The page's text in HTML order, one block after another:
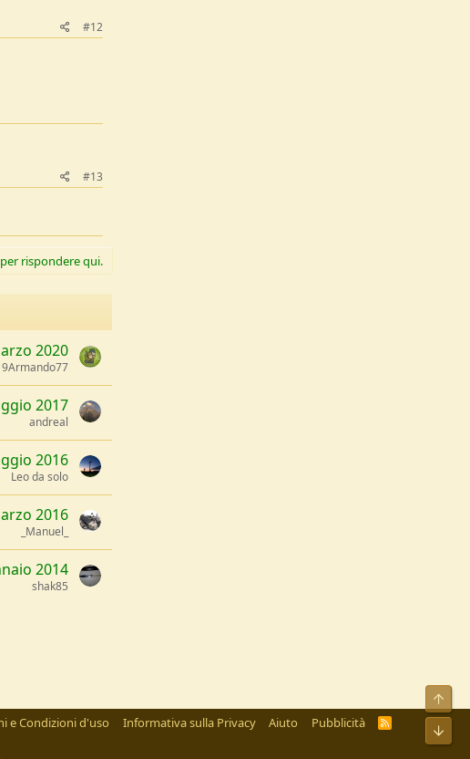
#12
#13
rispondere qui.
2020
2017
andreal
2016
Leo da solo
2016
_Manuel_
2014
shak85
e Condizioni d'uso Informativa sulla Privacy Aiuto Pubblicità
R
Alto